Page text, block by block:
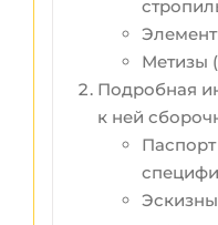
Метизы
Подробная
к ней